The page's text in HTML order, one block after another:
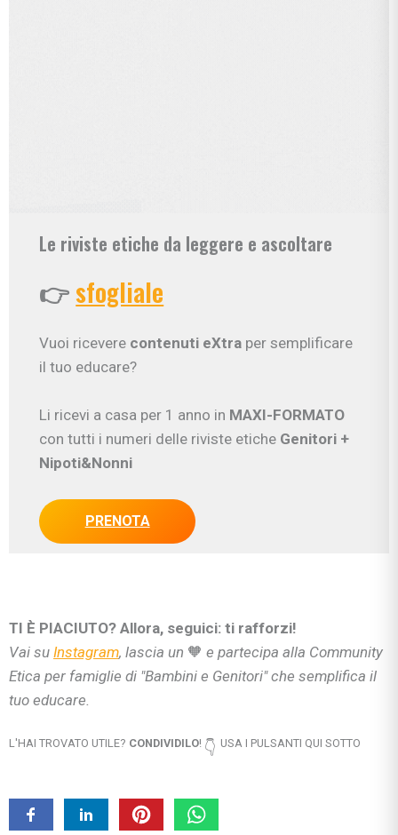
Le riviste etiche da leggere e ascoltare
👉sfogliale
Vuoi ricevere contenuti eXtra per semplificare
il tuo educare?
Li ricevi a casa per 1 anno in MAXI-FORMATO
con tutti i numeri delle riviste etiche Genitori +
Nipoti&Nonni
PRENOTA
TI È PIACIUTO? Allora, seguici: ti rafforzi!
Vai su Instagram, lascia un 🧡 e partecipa alla Community
Etica per famiglie di "Bambini e Genitori" che semplifica il
tuo educare.
L'HAI TROVATO UTILE? CONDIVIDILO! 👇 USA I PULSANTI QUI SOTTO